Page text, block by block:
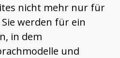
nicht mehr nur für
werden für ein
in dem
und